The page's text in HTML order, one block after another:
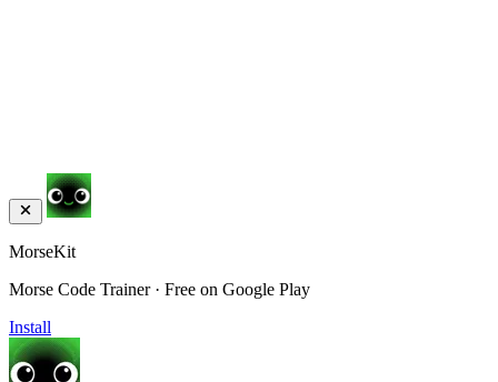
MorseKit
Morse Code Trainer · Free on Google Play
Install